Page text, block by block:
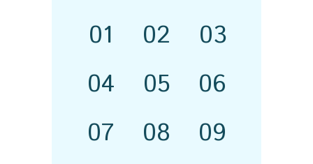
02
01
03
04
06
05
07
08
09